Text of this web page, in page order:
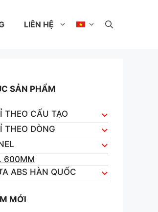
LIÊN HỆ
SẢN PHẨM
THEO CẤU TẠO
THEO DÒNG
600MM
ABS HÀN QUỐC
MỚI